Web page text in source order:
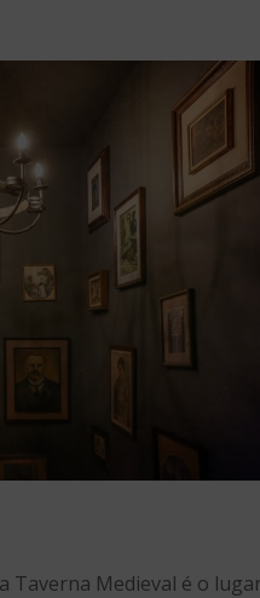
Taverna Medieval é o